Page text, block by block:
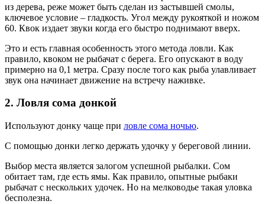
из дерева, реже может быть сделан из застывшей смолы,
ключевое условие – гладкость. Угол между рукояткой и ножом
60. Квок издает звуки когда его быстро поднимают вверх.
Это и есть главная особенность этого метода ловли. Как
правило, квоком не рыбачат с берега. Его опускают в воду
примерно на 0,1 метра. Сразу после того как рыба улавливает
звук она начинает движение на встречу наживке.
2. Ловля сома донкой
Используют донку чаще при ловле сома ночью.
С помощью донки легко держать удочку у береговой линии.
Выбор места является залогом успешной рыбалки. Сом
обитает там, где есть ямы. Как правило, опытные рыбаки
рыбачат с нескольких удочек. Но на мелководье такая уловка
бесполезна.